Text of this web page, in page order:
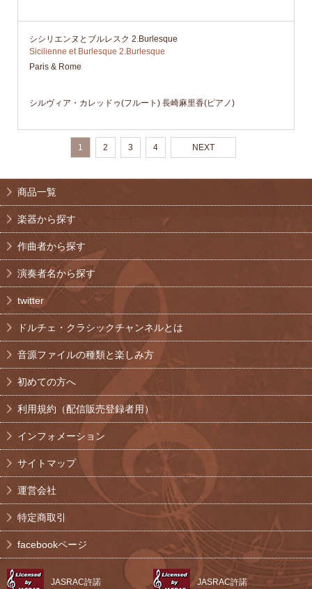
シシリエンヌとブルレスク 2.Burlesque
Sicilienne et Burlesque 2.Burlesque
Paris & Rome
シルヴィア・カレッドゥ(フルート) 長崎麻里香(ピアノ)
1 2 3 4 NEXT
商品一覧
楽器から探す
作曲者から探す
演奏者名から探す
twitter
ドルチェ・クラシックチャンネルとは
音源ファイルの種類と楽しみ方
初めての方へ
利用規約（配信販売登録者用）
インフォメーション
サイトマップ
運営会社
特定商取引
facebookページ
JASRAC許諾 JASRAC許諾